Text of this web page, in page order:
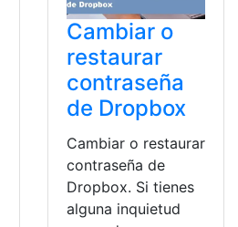
Cambiar o
restaurar
contraseña
de Dropbox
Cambiar o restaurar
contraseña de
Dropbox. Si tienes
alguna inquietud